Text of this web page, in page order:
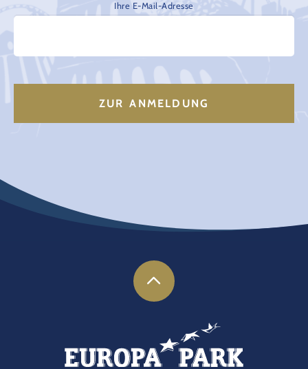
Ihre E-Mail-Adresse